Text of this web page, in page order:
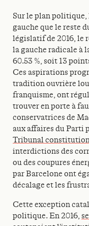
Sur le plan politique,
gauche que le reste
législatif de 2016, le
la gauche radicale à
60.53 %, soit 13
Ces aspirations
tradition ouvrière
franquisme, ont
trouver en porte à
conservatrices de
aux affaires du Parti
Tribunal
interdictions des
ou des coupures
par Barcelone ont
décalage et les
Cette exception
politique. En 2016,